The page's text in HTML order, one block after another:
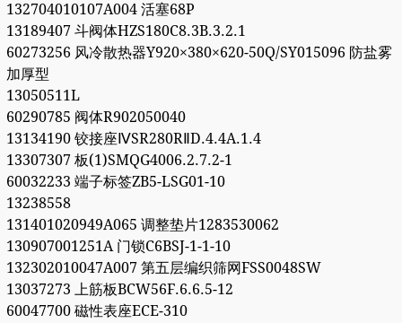
132704010107A004 活塞68P
13189407 斗阀体HZS180C8.3B.3.2.1
60273256 风冷散热器Y920×380×620-50Q/SY015096 防盐雾
加厚型
13050511L
60290785 阀体R902050040
13134190 铰接座ⅣSR280RⅡD.4.4A.1.4
13307307 板(1)SMQG4006.2.7.2-1
60032233 端子标签ZB5-LSG01-10
13238558
131401020949A065 调整垫片1283530062
130907001251A 门锁C6BSJ-1-1-10
132302010047A007 第五层编织筛网FSS0048SW
13037273 上筋板BCW56F.6.6.5-12
60047700 磁性表座ECE-310